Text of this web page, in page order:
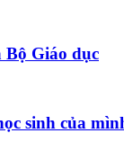
Bộ Giáo dục
sinh của